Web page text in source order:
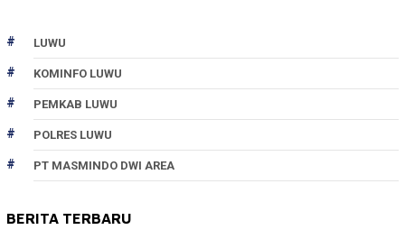
LUWU
KOMINFO LUWU
PEMKAB LUWU
POLRES LUWU
PT MASMINDO DWI AREA
BERITA TERBARU